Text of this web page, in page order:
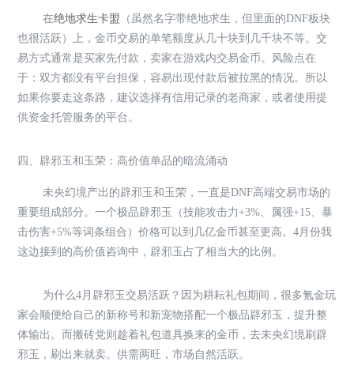
在绝地求生卡盟 （虽然名字带绝地求生，但里面的DNF板块
也很活跃）上，金币交易的单笔额度从几十块到几千块不等。交
易方式通常是买家先付款，卖家在游戏内交易金币。风险点在
于：双方都没有平台担保，容易出现付款后被拉黑的情况。所以
如果你要走这条路，建议选择有信用记录的老商家，或者使用提
供资金托管服务的平台。
四、辟邪玉和玉荣：高价值单品的暗流涌动
未央幻境产出的辟邪玉和玉荣，一直是DNF高端交易市场的
重要组成部分。一个极品辟邪玉（技能攻击力+3%、属强+15、暴
击伤害+5%等词条组合）价格可以到几亿金币甚至更高。4月份我
这边接到的高价值咨询中，辟邪玉占了相当大的比例。
为什么4月辟邪玉交易活跃？因为耕耘礼包期间，很多氪金玩
家会顺便给自己的新称号和新宠物搭配一个极品辟邪玉，提升整
体输出。而搬砖党则趁着礼包道具换来的金币，去未央幻境刷辟
邪玉，刷出来就卖。供需两旺，市场自然活跃。